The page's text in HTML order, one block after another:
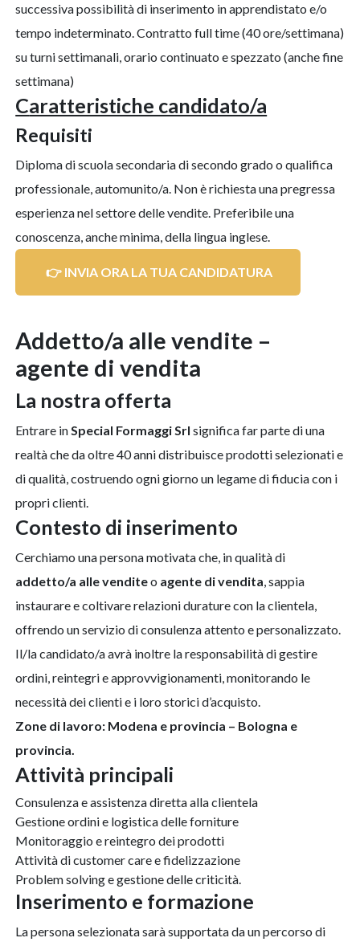
successiva possibilità di inserimento in apprendistato e/o
tempo indeterminato. Contratto full time (40 ore/settimana)
su turni settimanali, orario continuato e spezzato (anche fine
settimana)
caratteristiche candidato/a
requisiti
Diploma di scuola secondaria di secondo grado o qualifica
professionale, automunito/a. Non è richiesta una pregressa
esperienza nel settore delle vendite. Preferibile una
conoscenza, anche minima, della lingua inglese.
👉 INVIA ORA LA TUA CANDIDATURA
addetto/a alle vendite –
agente di vendita
la nostra offerta
Entrare in Special Formaggi Srl significa far parte di una
realtà che da oltre 40 anni distribuisce prodotti selezionati e
di qualità, costruendo ogni giorno un legame di fiducia con i
propri clienti.
contesto di inserimento
Cerchiamo una persona motivata che, in qualità di
addetto/a alle venditeo agente di vendita , sappia
instaurare e coltivare relazioni durature con la clientela,
offrendo un servizio di consulenza attento e personalizzato.
Il/la candidato/a avrà inoltre la responsabilità di gestire
ordini, reintegri e approvvigionamenti, monitorando le
necessità dei clienti e i loro storici d’acquisto.
Zone di lavoro: Modena e provincia – Bologna e
provincia.
attività principali
Consulenza e assistenza diretta alla clientela
Gestione ordini e logistica delle forniture
Monitoraggio e reintegro dei prodotti
Attività di customer care e fidelizzazione
Problem solving e gestione delle criticità.
inserimento e formazione
La persona selezionata sarà supportata da un percorso di